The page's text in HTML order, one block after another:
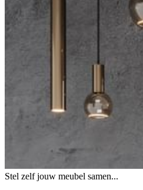
Stel zelf jouw meubel samen...